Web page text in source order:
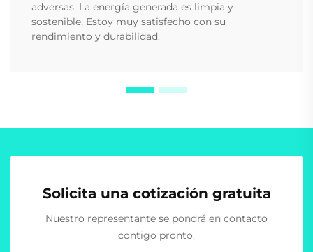
adversas. La energía generada es limpia y
sostenible. Estoy muy satisfecho con su
rendimiento y durabilidad.
Solicita una cotización gratuita
Nuestro representante se pondrá en contacto
contigo pronto.